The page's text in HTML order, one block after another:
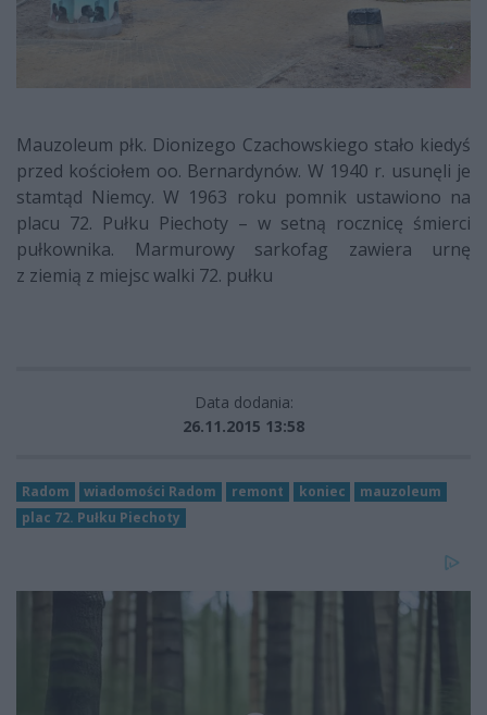
Mauzoleum płk. Dionizego Czachowskiego stało kiedyś
przed kościołem oo. Bernardynów. W 1940 r. usunęli je
stamtąd Niemcy. W 1963 roku pomnik ustawiono na
placu 72. Pułku Piechoty – w setną rocznicę śmierci
pułkownika. Marmurowy sarkofag zawiera urnę
z ziemią z miejsc walki 72. pułku
Data dodania:
26.11.2015 13:58
Radom wiadomości Radom remont koniec
mauzoleum
plac 72. Pułku Piechoty